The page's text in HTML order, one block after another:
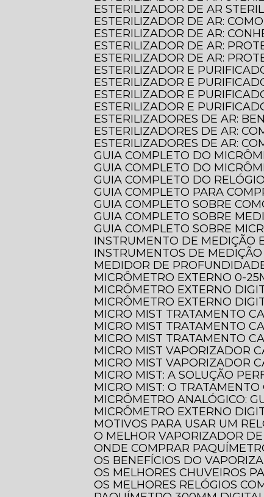
ESTERILIZADOR DE AR
ESTERILIZADOR DE AR:
ESTERILIZADOR DE AR:
ESTERILIZADOR DE AR:
ESTERILIZADOR DE AR:
ESTERILIZADOR E
ESTERILIZADOR E
ESTERILIZADOR E
ESTERILIZADOR E
ESTERILIZADORES DE AR:
ESTERILIZADORES DE AR:
ESTERILIZADORES DE AR:
GUIA COMPLETO DO
GUIA COMPLETO DO
GUIA COMPLETO DO
GUIA COMPLETO PARA
GUIA COMPLETO SOBRE
GUIA COMPLETO SOBRE
GUIA COMPLETO SOBRE
INSTRUMENTO DE MEDIÇÃO
INSTRUMENTOS DE
MEDIDOR DE
MICRÔMETRO EXTERNO 0-
MICRÔMETRO EXTERNO
MICRÔMETRO EXTERNO
MICRO MIST TRATAMENTO
MICRO MIST TRATAMENTO
MICRO MIST TRATAMENTO
MICRO MIST VAPORIZADOR
MICRO MIST VAPORIZADOR
MICRO MIST: A SOLUÇÃO
MICRO MIST: O
MICRÔMETRO ANALÓGICO:
MICRÔMETRO EXTERNO
MOTIVOS PARA USAR UM
O MELHOR VAPORIZADOR
ONDE COMPRAR
OS BENEFÍCIOS DO
OS MELHORES CHUVEIROS
OS MELHORES RELÓGIOS